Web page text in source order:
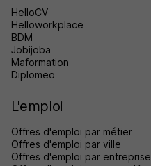
HelloCV
Helloworkplace
BDM
Jobijoba
Maformation
Diplomeo
L'emploi
Offres d'emploi par métier
Offres d'emploi par ville
Offres d'emploi par entreprise